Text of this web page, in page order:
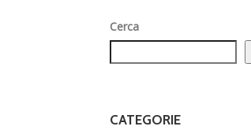
Cerca
CATEGORIE